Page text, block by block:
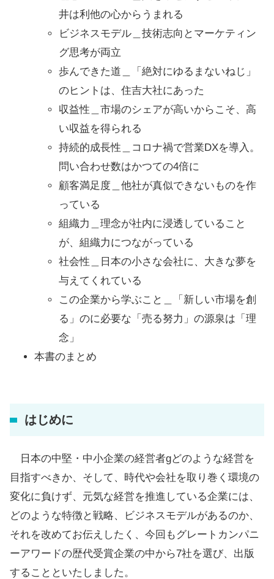
井は利他の心からうまれる
ビジネスモデル＿技術志向とマーケティン
グ思考が両立
歩んできた道＿「絶対にゆるまないねじ」
のヒントは、住吉大社にあった
収益性＿市場のシェアが高いからこそ、高
い収益を得られる
持続的成長性＿コロナ禍で営業DXを導入。
問い合わせ数はかつての4倍に
顧客満足度＿他社が真似できないものを作
っている
組織力＿理念が社内に浸透していること
が、組織力につながっている
社会性＿日本の小さな会社に、大きな夢を
与えてくれている
この企業から学ぶこと＿「新しい市場を創
る」のに必要な「売る努力」の源泉は「理
念」
本書のまとめ
はじめに
日本の中堅・中小企業の経営者gどのような経営を
目指すべきか、そして、時代や会社を取り巻く環境の
変化に負けず、元気な経営を推進している企業には、
どのような特徴と戦略、ビジネスモデルがあるのか、
それを改めてお伝えしたく、今回もグレートカンパニ
ーアワードの歴代受賞企業の中から7社を選び、出版
することといたしました。